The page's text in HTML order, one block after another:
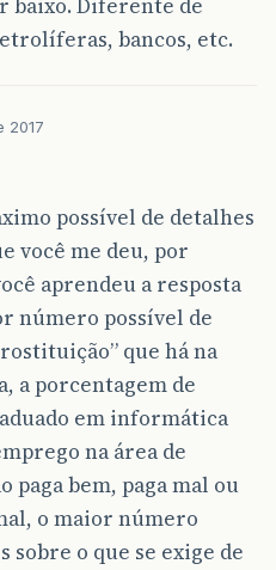
baixo. Diferente de
bancos, etc.
2017
possível de detalhes
você me deu, por
aprendeu a resposta
número possível de
que há na
a porcentagem de
em informática
na área de
paga bem, paga mal ou
o maior número
sobre o que se exige de